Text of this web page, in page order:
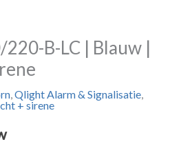
B-LC | Blauw |
,Qlight Alarm & Signalisatie,
+ sirene